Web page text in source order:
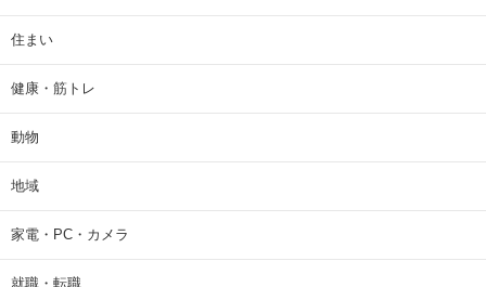
住まい
健康・筋トレ
動物
地域
家電・PC・カメラ
就職・転職